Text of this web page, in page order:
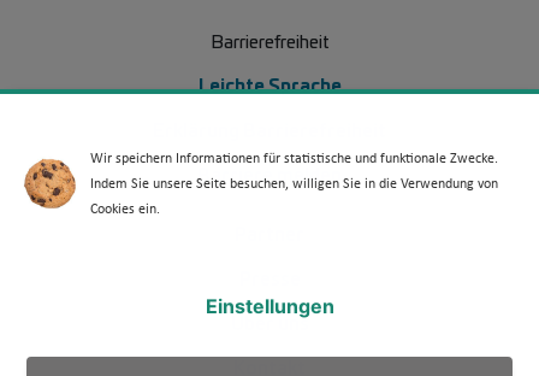
Barrierefreiheit
Leichte Sprache
Barriere melden
Über uns
Wir speichern Informationen für statistische und funktionale Zwecke.
Indem Sie unsere Seite besuchen, willigen Sie in die Verwendung von
Cookies ein.
Einstellungen